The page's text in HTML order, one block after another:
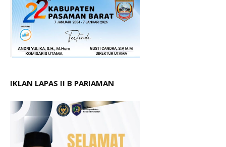
IKLAN LAPAS II B PARIAMAN